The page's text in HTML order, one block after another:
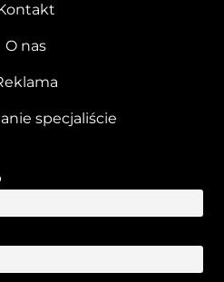
O nas
specjaliście